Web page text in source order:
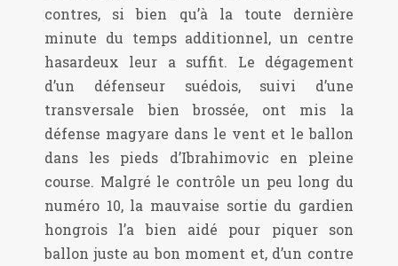
contres, si bien qu’à la toute dernière
minute du temps additionnel, un centre
hasardeux leur a suffit. Le dégagement
d’un défenseur suédois, suivi d’une
transversale bien brossée, ont mis la
défense magyare dans le vent et le ballon
dans les pieds d’Ibrahimovic en pleine
course. Malgré le contrôle un peu long du
numéro 10, la mauvaise sortie du gardien
hongrois l’a bien aidé pour piquer son
ballon juste au bon moment et, d’un contre